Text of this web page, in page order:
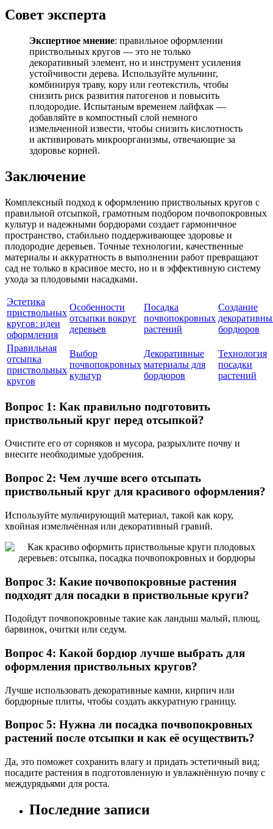
Совет эксперта
Экспертное мнение: правильное оформлении
приствольных кругов — это не только
декоративный элемент, но и инструмент усиления
устойчивости дерева. Используйте мульчинг,
комбинируя траву, кору или геотекстиль, чтобы
снизить риск развития патогенов и повысить
плодородие. Испытаным временем лайфхак —
добавляйте в компостный слой немного
измельченной извести, чтобы снизить кислотность
и активировать микроорганизмы, отвечающие за
здоровье корней.
Заключение
Комплексный подход к оформлению приствольных кругов с
правильной отсыпкой, грамотным подбором почвопокровных
культур и надежными бордюрами создает гармоничное
пространство, стабильно поддерживающее здоровье и
плодородие деревьев. Точные технологии, качественные
материалы и аккуратность в выполнении работ превращают
сад не только в красивое место, но и в эффективную систему
ухода за плодовыми насадками.
Эстетика
приствольных
кругов: идеи
оформления
Особенности
отсыпки вокруг
деревьев
Посадка
почвопокровных
растений
Создание
бордюров
Правильная
отсыпка
приствольных
кругов
Выбор
почвопокровных
культур
Декоративные
материалы для
бордюров
Технология
посадки
растений
Вопрос 1: Как правильно подготовить
приствольный круг перед отсыпкой?
Очистите его от сорняков и мусора, разрыхлите почву и
внесите необходимые удобрения.
Вопрос 2: Чем лучше всего отсыпать
приствольный круг для красивого оформления?
Используйте мульчирующий материал, такой как кору,
хвойная измельчённая или декоративный гравий.
Вопрос 3: Какие почвопокровные растения
подходят для посадки в приствольные круги?
Подойдут почвопокровные такие как ландыш малый, плющ,
барвинок, очитки или седум.
Вопрос 4: Какой бордюр лучше выбрать для
оформления приствольных кругов?
Лучше использовать декоративные камни, кирпич или
бордюрные плиты, чтобы создать аккуратную границу.
Вопрос 5: Нужна ли посадка почвопокровных
растений после отсыпки и как её осуществить?
Да, это поможет сохранить влагу и придать эстетичный вид;
посадите растения в подготовленную и увлажнённую почву с
междурядьями для роста.
Последние записи